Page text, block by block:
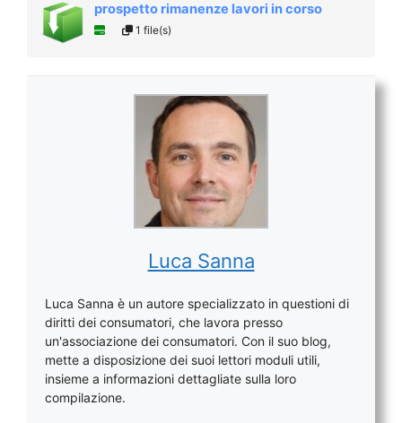
prospetto rimanenze lavori in corso
1 file(s)
Luca Sanna
Luca Sanna è un autore specializzato in questioni di
diritti dei consumatori, che lavora presso
un'associazione dei consumatori. Con il suo blog,
mette a disposizione dei suoi lettori moduli utili,
insieme a informazioni dettagliate sulla loro
compilazione.